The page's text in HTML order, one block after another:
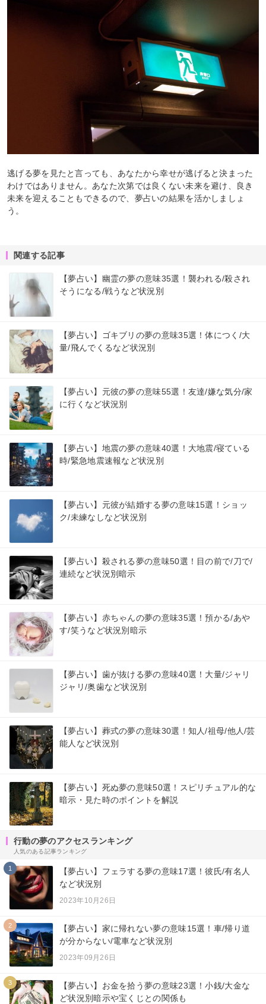
逃げる夢を見たと言っても、あなたから幸せが逃げると決まった
わけではありません。あなた次第では良くない未来を避け、良き
未来を迎えることもできるので、夢占いの結果を活かしましょ
う。
関連する記事
【夢占い】幽霊の夢の意味35選！襲われる/殺され
そうになる/戦うなど状況別
【夢占い】ゴキブリの夢の意味35選！体につく/大
量/飛んでくるなど状況別
【夢占い】元彼の夢の意味55選！友達/嫌な気分/家
に行くなど状況別
【夢占い】地震の夢の意味40選！大地震/寝ている
時/緊急地震速報など状況別
【夢占い】元彼が結婚する夢の意味15選！ショッ
ク/未練なしなど状況別
【夢占い】殺される夢の意味50選！目の前で/刀で/
連続など状況別暗示
【夢占い】赤ちゃんの夢の意味35選！預かる/あや
す/笑うなど状況別暗示
【夢占い】歯が抜ける夢の意味40選！大量/ジャリ
ジャリ/奥歯など状況別
【夢占い】葬式の夢の意味30選！知人/祖母/他人/芸
能人など状況別
【夢占い】死ぬ夢の意味50選！スピリチュアル的な
暗示・見た時のポイントを解説
行動の夢のアクセスランキング
人気のある記事ランキング
1
【夢占い】フェラする夢の意味17選！彼氏/有名人
など状況別
2023年10月26日
2
【夢占い】家に帰れない夢の意味15選！車/帰り道
が分からない/電車など状況別
2023年09月26日
3
【夢占い】お金を拾う夢の意味23選！小銭/大金な
ど状況別暗示や宝くじとの関係も